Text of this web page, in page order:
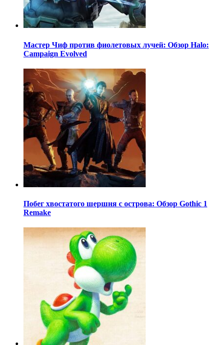
Мастер Чиф против фиолетовых лучей: Обзор Halo:
Campaign Evolved
Побег хвостатого шершня с острова: Обзор Gothic 1
Remake